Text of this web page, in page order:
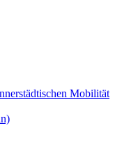
Mobilität